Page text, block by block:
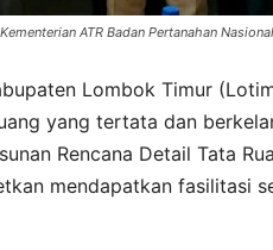
ATR Badan Pertanahan
Lombok Timur
yang tertata dan
Rencana Detail Tata
mendapatkan fasilitasi